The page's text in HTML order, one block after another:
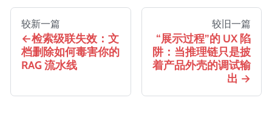
较新一篇
检索级联失效：文
档删除如何毒害你的
RAG 流水线
较旧一篇
“展示过程”的 UX 陷
阱：当推理链只是披
着产品外壳的调试输
出